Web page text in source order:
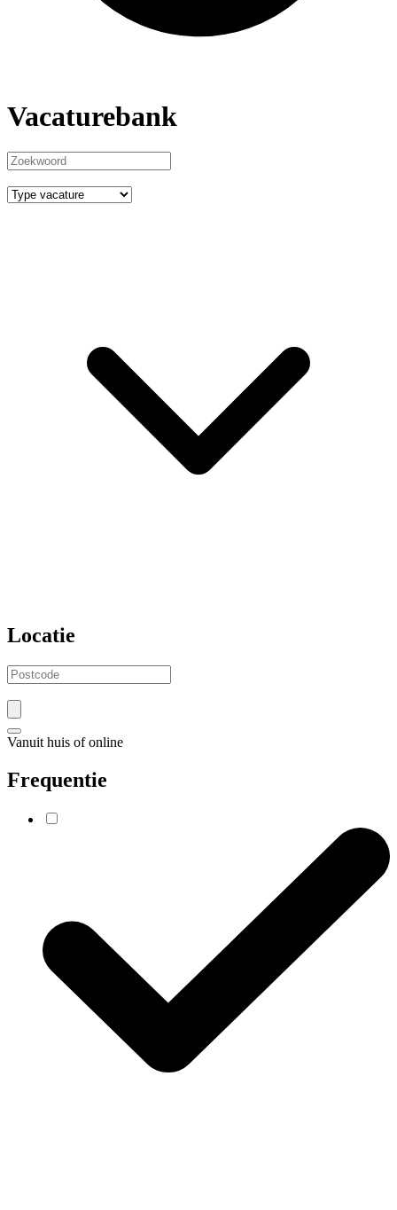
Vacaturebank
Locatie
Vanuit huis of online
Frequentie